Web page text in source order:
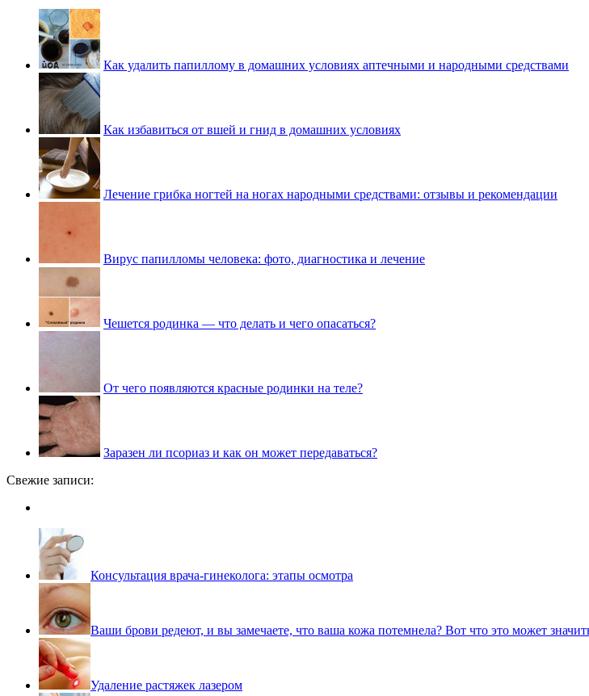
Как удалить папиллому в домашних условиях аптечными и народными средствами
Как избавиться от вшей и гнид в домашних условиях
Лечение грибка ногтей на ногах народными средствами: отзывы и рекомендации
Вирус папилломы человека: фото, диагностика и лечение
Чешется родинка — что делать и чего опасаться?
От чего появляются красные родинки на теле?
Заразен ли псориаз и как он может передаваться?
Свежие записи:
Консультация врача-гинеколога: этапы осмотра
Ваши брови редеют, и вы замечаете, что ваша кожа потемнела? Вот что это может
Удаление растяжек лазером